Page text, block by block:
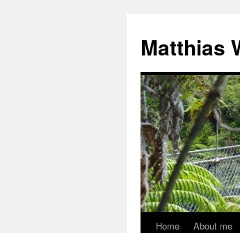
Matthias
SkipHome About me